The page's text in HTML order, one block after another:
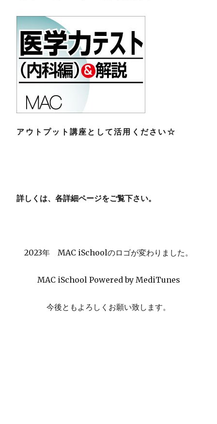
アウトプット講座として活用ください☆
詳しくは、各詳細ページをご覧下さい。
2023年 MAC iSchoolのロゴが変わりました。
MAC iSchool Powered by MediTunes
今後ともよろしくお願い致します。